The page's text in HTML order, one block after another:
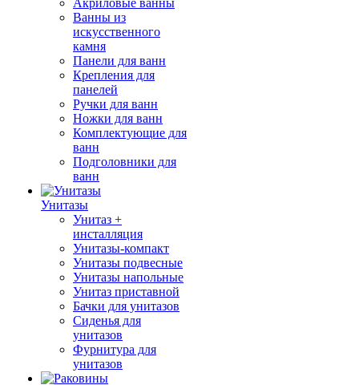
Акриловые ванны
Ванны из
искусственного
камня
Панели для ванн
Крепления для
панелей
Ручки для ванн
Ножки для ванн
Комплектующие для
ванн
Подголовники для
ванн
Унитазы
Унитаз +
инсталляция
Унитазы-компакт
Унитазы подвесные
Унитазы напольные
Унитаз приставной
Бачки для унитазов
Сиденья для
унитазов
Фурнитура для
унитазов